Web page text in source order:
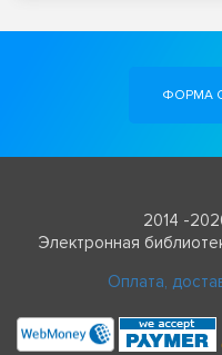
ФОРМА
2014 -
Электронная
Оплата,